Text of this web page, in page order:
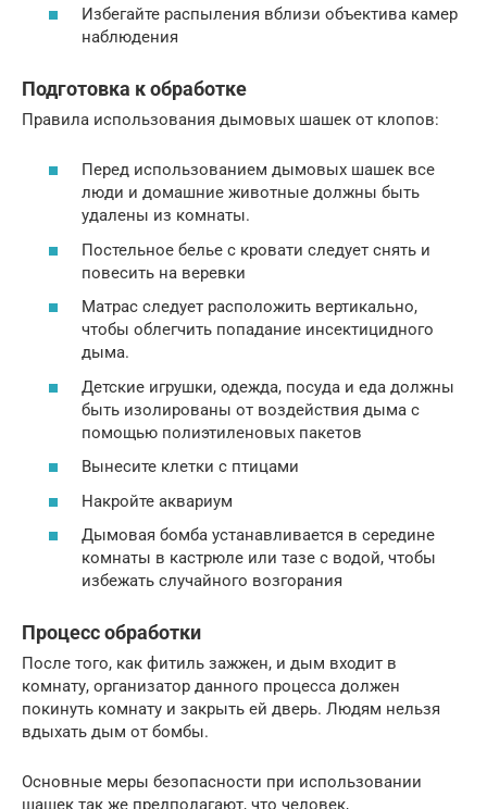
Избегайте распыления вблизи объектива камер
наблюдения
Подготовка к обработке
Правила использования дымовых шашек от клопов:
Перед использованием дымовых шашек все
люди и домашние животные должны быть
удалены из комнаты.
Постельное белье с кровати следует снять и
повесить на веревки
Матрас следует расположить вертикально,
чтобы облегчить попадание инсектицидного
дыма.
Детские игрушки, одежда, посуда и еда должны
быть изолированы от воздействия дыма с
помощью полиэтиленовых пакетов
Вынесите клетки с птицами
Накройте аквариум
Дымовая бомба устанавливается ​​в середине
комнаты в кастрюле или тазе с водой, чтобы
избежать случайного возгорания
Процесс обработки
После того, как фитиль зажжен, и дым входит в
комнату, организатор данного процесса должен
покинуть комнату и закрыть ей дверь. Людям нельзя
вдыхать дым от бомбы.
Основные меры безопасности при использовании
шашек так же предполагают, что человек,